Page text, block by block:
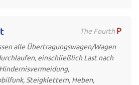
The Fourth P
alle Übertragungswagen/Wagen
einschließlich Last nach
Steigklettern, Heben,